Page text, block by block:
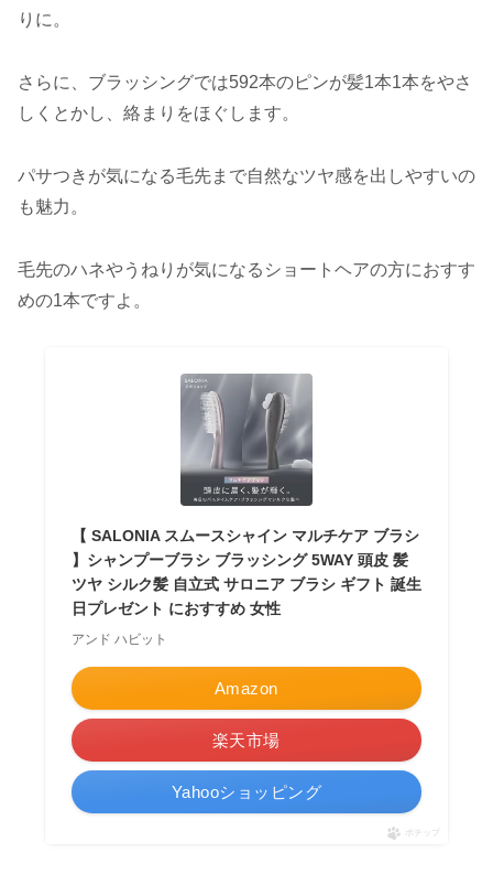
りに。
さらに、ブラッシングでは592本のピンが髪1本1本をやさ
しくとかし、絡まりをほぐします。
パサつきが気になる毛先まで自然なツヤ感を出しやすいの
も魅力。
毛先のハネやうねりが気になるショートヘアの方におすす
めの1本ですよ。
【 SALONIA スムースシャイン マルチケア ブラシ
】シャンプーブラシ ブラッシング 5WAY 頭皮 髪
ツヤ シルク髪 自立式 サロニア ブラシ ギフト 誕生
日プレゼント におすすめ 女性
アンド ハビット
Amazon
楽天市場
Yahooショッピング
ポチップ